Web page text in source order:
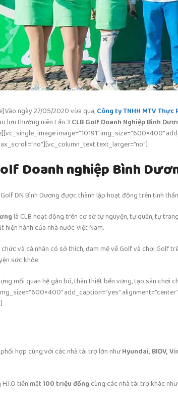
Vào ngày 27/05/2020 vừa qua,Công ty TNHH MTV
lưu thường niên Lần 3 CLB Golf Doanh Nghiệp Bình
image=”10191″ img_size=”600×400″
text_larger=”no”]
Doanh nghiệp Bình
Golf DN Bình Dương được thành lập hoạt động trên tinh
là CLB hoạt động trên cơ sở tự nguyện, tự quản, tự
hành của nhà nước Việt Nam.
và cá nhân có sở thích, đam mê về Golf và chơi Golf
sức khỏe.
mối quan hệ gắn bó, thân thiết bền vững, tạo sân chơi
add_caption=”yes”
hợp cùng với các nhà tài trợ lớn nhưHyundai, BIDV,
tiền mặt100 triệu đồng cùng các nhà tài trợ khác